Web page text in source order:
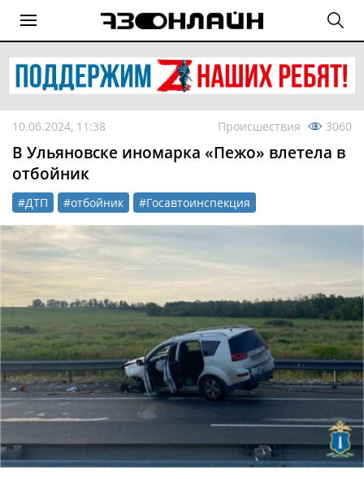
10.06.2024, 11:38 Происшествия 3060
В Ульяновске иномарка «Пежо» влетела в
отбойник
#ДТП #отбойник #Госавтоинспекция